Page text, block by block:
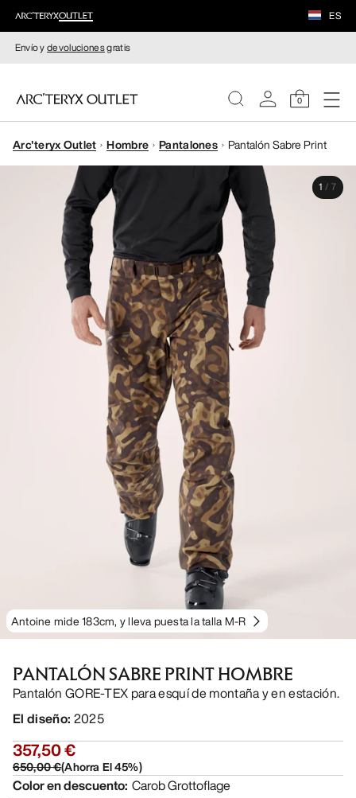
ES
Envío ydevolucionesgratis
0
MUJERE
HOMBRE
Arc'teryx Outlet Hombre Pantalones Pantalón Sabre Print
Antoine mide 183cm, y lleva puesta la talla M-R
1 / 7
PANTALÓN SABRE PRINT HOMBRE
Pantalón GORE-TEX para esquí de montaña y en estación.
El diseño: 2025
357,50 €
650,00 €(Ahorra El45%)
Color en descuento: Carob Grottoflage